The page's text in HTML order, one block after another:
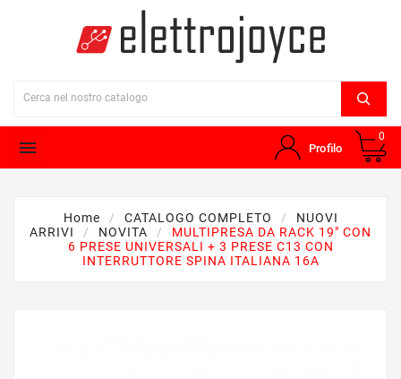
 Profilo
0
Home CATALOGO COMPLETO
NUOVI
ARRIVI
NOVITA
MULTIPRESA DA RACK 19" CON
6 PRESE UNIVERSALI + 3 PRESE C13 CON
INTERRUTTORE SPINA ITALIANA 16A